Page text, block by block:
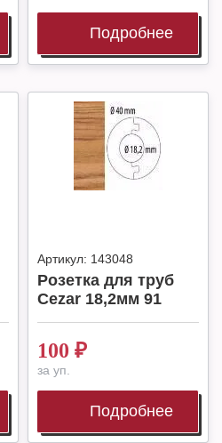
Подробнее
Артикул: 143048
Розетка для труб
Cezar 18,2мм 91
100 ₽
за уп.
Подробнее